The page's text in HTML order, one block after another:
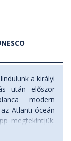
a királyi
után először
modern
Atlanti-óceán
megtekintjük.
folyó partján